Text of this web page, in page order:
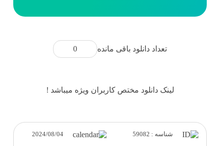
تعداد دانلود باقی مانده 0
لینک دانلود مختص کاربران ویژه میباشد !
شناسه : 59082 2024/08/04